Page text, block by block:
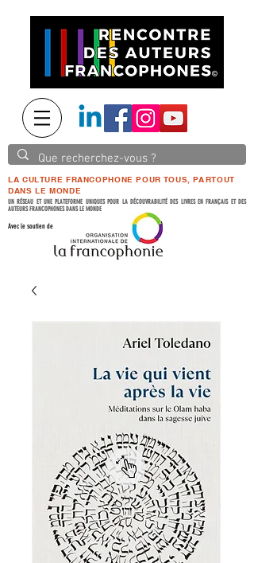
LA CULTURE FRANCOPHONE POUR TOUS, PARTOUT
DANS LE MONDE
UN RÉSEAU ET UNE PLATEFORME UNIQUES POUR LA DÉCOUVRABILITÉ DES LIVRES EN FRANÇAIS ET DES
AUTEURS FRANCOPHONES DANS LE MONDE
Avec le soutien de